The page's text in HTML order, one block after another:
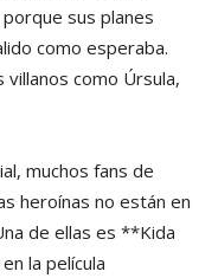
sus planes
como esperaba.
como Úrsula,
muchos fans de
heroínas no están en
de ellas es **Kida
la película